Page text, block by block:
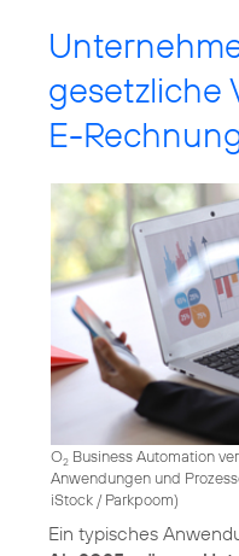
gesetzliche
E-
O2 Business Automation
Anwendungen und
iStock / Parkpoom)
Ein typisches